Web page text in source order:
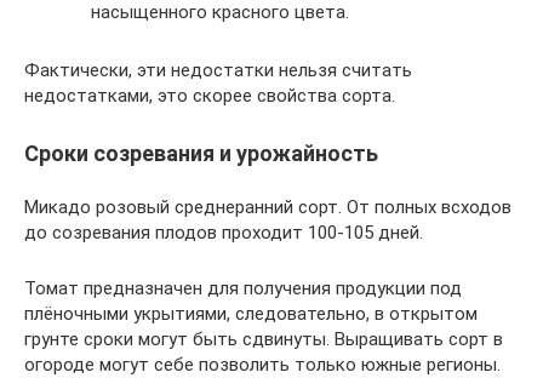
насыщенного красного цвета.
Фактически, эти недостатки нельзя считать
недостатками, это скорее свойства сорта.
Сроки созревания и урожайность
Микадо розовый среднеранний сорт. От полных всходов
до созревания плодов проходит 100-105 дней.
Томат предназначен для получения продукции под
плёночными укрытиями, следовательно, в открытом
грунте сроки могут быть сдвинуты. Выращивать сорт в
огороде могут себе позволить только южные регионы.